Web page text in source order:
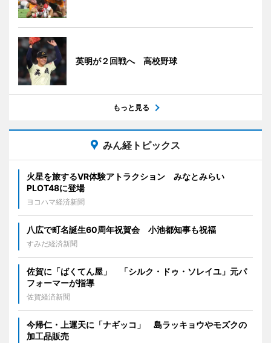
英明が２回戦へ 高校野球
もっと見る
みん経トピックス
火星を旅するVR体験アトラクション みなとみらい
PLOT48に登場
ヨコハマ経済新聞
八広で町名誕生60周年祝賀会 小池都知事も祝福
すみだ経済新聞
佐賀に「ばくてん屋」 「シルク・ドゥ・ソレイユ」元パ
フォーマーが指導
佐賀経済新聞
今帰仁・上運天に「ナギッコ」 島ラッキョウやモズクの
加工品販売